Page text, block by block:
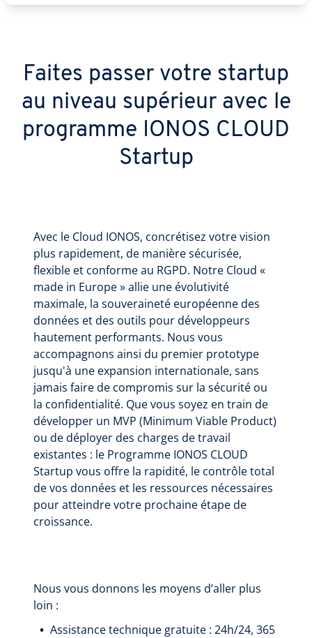
Faites passer votre startup
au niveau supérieur avec le
programme IONOS CLOUD
Startup
Avec le Cloud IONOS, concrétisez votre vision
plus rapidement, de manière sécurisée,
flexible et conforme au RGPD. Notre Cloud «
made in Europe » allie une évolutivité
maximale, la souveraineté européenne des
données et des outils pour développeurs
hautement performants. Nous vous
accompagnons ainsi du premier prototype
jusqu'à une expansion internationale, sans
jamais faire de compromis sur la sécurité ou
la confidentialité. Que vous soyez en train de
développer un MVP (Minimum Viable Product)
ou de déployer des charges de travail
existantes : le Programme IONOS CLOUD
Startup vous offre la rapidité, le contrôle total
de vos données et les ressources nécessaires
pour atteindre votre prochaine étape de
croissance.
Nous vous donnons les moyens d’aller plus
loin :
Assistance technique gratuite : 24h/24, 365